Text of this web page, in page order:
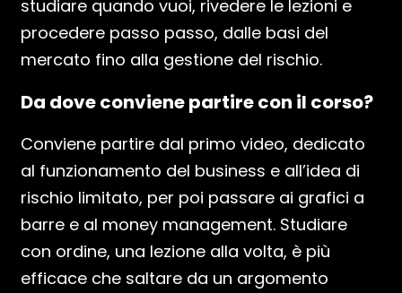
studiare quando vuoi, rivedere le lezioni e
procedere passo passo, dalle basi del
mercato fino alla gestione del rischio.
Da dove conviene partire con il corso?
Conviene partire dal primo video, dedicato
al funzionamento del business e all’idea di
rischio limitato, per poi passare ai grafici a
barre e al money management. Studiare
con ordine, una lezione alla volta, è più
efficace che saltare da un argomento